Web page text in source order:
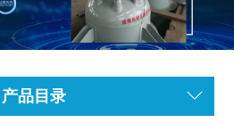
产品目录